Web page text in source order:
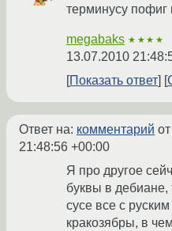
терминусу пофиг
megabaks ★★★★
13.07.2010
Показать ответ
Ответ на: комментарий
21:48:56 +00:00
Я про другое
буквы в дебиане,
сусе все с
кракозябры, в